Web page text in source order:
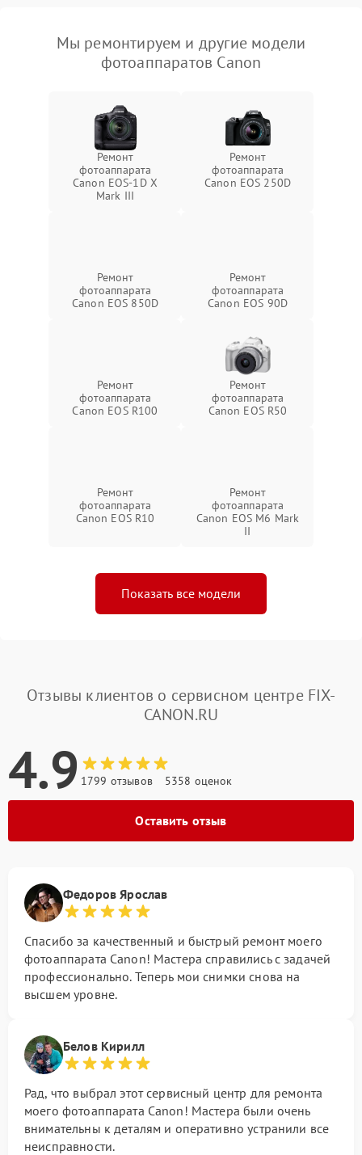
Мы ремонтируем и другие модели
фотоаппаратов Canon
Ремонт
фотоаппарата
Canon EOS‑1D X
Mark III
Ремонт
фотоаппарата
Canon EOS 250D
Ремонт
фотоаппарата
Canon EOS 850D
Ремонт
фотоаппарата
Canon EOS 90D
Ремонт
фотоаппарата
Canon EOS R100
Ремонт
фотоаппарата
Canon EOS R50
Ремонт
фотоаппарата
Canon EOS R10
Ремонт
фотоаппарата
Canon EOS M6 Mark
II
Показать все модели
Отзывы клиентов о сервисном центре FIX-
CANON.RU
4.9 1799 отзывов 5358 оценок
Оставить отзыв
Федоров Ярослав
Спасибо за качественный и быстрый ремонт моего
фотоаппарата Canon! Мастера справились с задачей
профессионально. Теперь мои снимки снова на
высшем уровне.
Белов Кирилл
Рад, что выбрал этот сервисный центр для ремонта
моего фотоаппарата Canon! Мастера были очень
внимательны к деталям и оперативно устранили все
неисправности.